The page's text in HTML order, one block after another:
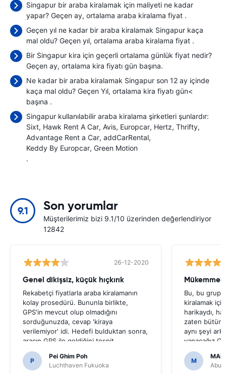
Singapur bir araba kiralamak için maliyeti ne kadar
yapar? Geçen ay, ortalama araba kiralama fiyat .
Geçen yıl ne kadar bir araba kiralamak Singapur kaça
mal oldu? Geçen yıl, ortalama araba kiralama fiyat .
Bir Singapur kira için geçerli ortalama günlük fiyat nedir?
Geçen ay, ortalama kira fiyatı gün başına.
Ne kadar bir araba kiralamak Singapur son 12 ay içinde
kaça mal oldu? Geçen Yıl, ortalama kira fiyatı gün<
başına .
Singapur kullanılabilir araba kiralama şirketleri şunlardır:
Sixt Hawk Rent A Car Avis Europcar Hertz Thrifty
Advantage Rent a Car addCarRental
Keddy By Europcar Green Motion
.
9.1 Son yorumlar
Müşterilerimiz bizi 9.1/10 üzerinden değerlendiriyor
12842
26-12-2020
Genel dikişsiz, küçük hıçkırık
Rekabetçi fiyatlarla araba kiralamanın
kolay prosedürü. Bununla birlikte,
GPS'in mevcut olup olmadığını
sorduğunuzda, cevap 'kiraya
verilemiyor' idi. Hedefi bulduktan sonra,
aracın GPS ile geldiğini tespit
ettik.Japon yollarda gezinmek için
gerekli olduğu için bir GPS almaya karar
verirsek korkunç olurdu.
P
Pei Ghim Poh
Luchthaven Fukuoka
Mükemmel
Bu, bu grup
kiralamak
harikaydı,
zaten bütün
aynı şeyi
bir hale
M
Abu